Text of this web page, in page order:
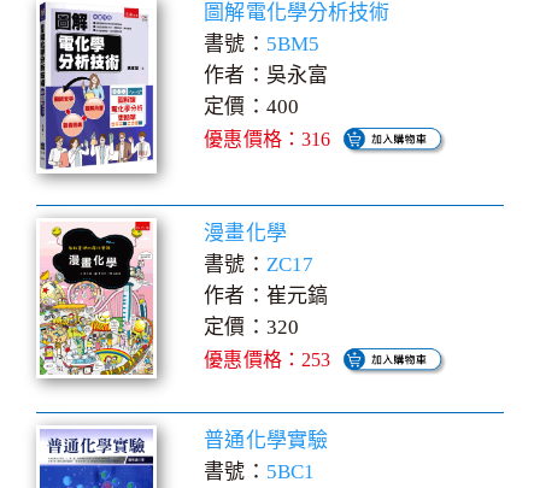
圖解電化學分析技術
書號： 5BM5
作者：吳永富
定價：400
優惠價格：316
漫畫化學
書號： ZC17
作者：崔元鎬
定價：320
優惠價格：253
普通化學實驗
書號： 5BC1